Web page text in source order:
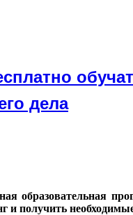
дела
образовательная
и получить